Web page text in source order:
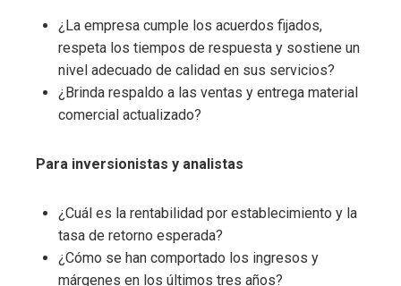
¿La empresa cumple los acuerdos fijados,
respeta los tiempos de respuesta y sostiene un
nivel adecuado de calidad en sus servicios?
¿Brinda respaldo a las ventas y entrega material
comercial actualizado?
Para inversionistas y analistas
¿Cuál es la rentabilidad por establecimiento y la
tasa de retorno esperada?
¿Cómo se han comportado los ingresos y
márgenes en los últimos tres años?